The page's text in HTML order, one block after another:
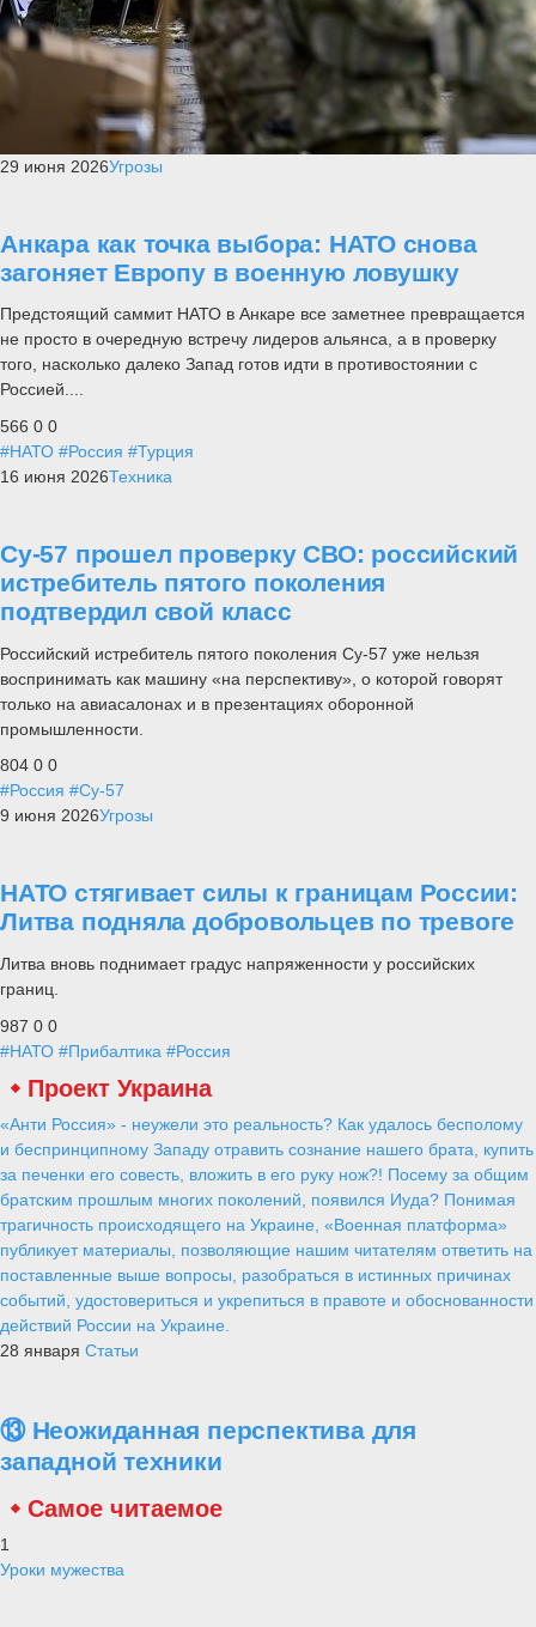
29 июня 2026Угрозы
Анкара как точка выбора: НАТО снова
загоняет Европу в военную ловушку
Предстоящий саммит НАТО в Анкаре все заметнее превращается
не просто в очередную встречу лидеров альянса, а в проверку
того, насколько далеко Запад готов идти в противостоянии с
Россией....
566 0 0
#НАТО #Россия #Турция
16 июня 2026Техника
Су-57 прошел проверку СВО: российский
истребитель пятого поколения
подтвердил свой класс
Российский истребитель пятого поколения Су-57 уже нельзя
воспринимать как машину «на перспективу», о которой говорят
только на авиасалонах и в презентациях оборонной
промышленности.
804 0 0
#Россия #Су-57
9 июня 2026Угрозы
НАТО стягивает силы к границам России:
Литва подняла добровольцев по тревоге
Литва вновь поднимает градус напряженности у российских
границ.
987 0 0
#НАТО #Прибалтика #Россия
Проект Украина
«Анти Россия» - неужели это реальность? Как удалось бесполому
и беспринципному Западу отравить сознание нашего брата, купить
за печенки его совесть, вложить в его руку нож?! Посему за общим
братским прошлым многих поколений, появился Иуда? Понимая
трагичность происходящего на Украине, «Военная платформа»
публикует материалы, позволяющие нашим читателям ответить на
поставленные выше вопросы, разобраться в истинных причинах
событий, удостовериться и укрепиться в правоте и обоснованности
действий России на Украине.
28 января Статьи
⑬ Неожиданная перспектива для
западной техники
Самое читаемое
1
Уроки мужества